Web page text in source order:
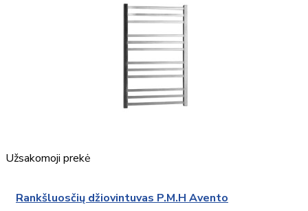
Užsakomoji prekė
Rankšluosčių džiovintuvas P.M.H Avento